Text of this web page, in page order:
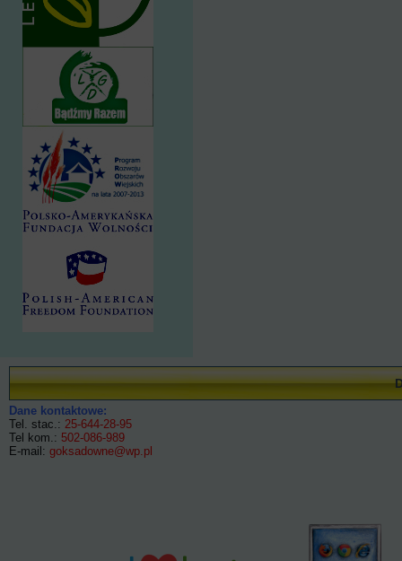
Dane kontaktowe:
Tel. stac.: 25-644-28-95
Tel kom.: 502-086-989
E-mail: goksadowne@wp.pl